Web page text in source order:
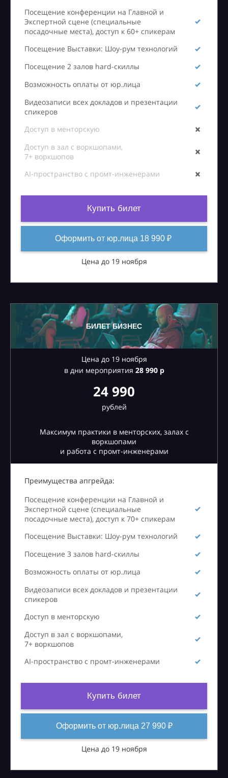
Посещение конференции на Главной и
Экспертной сцене (специальные
посадочные места), доступ к 60+ спикерам
Посещение Выставки: Шоу-рум технологий
Посещение 2 залов hard-скиллы
Возможность оплаты от юр.лица
Видеозаписи всех докладов и презентации
спикеров
Доступ в менторскую
Доступ в зал с воркшопами,
7+ воркшопов
AI-пространство с промт-инженерами
Купить билет
Оформить от юр.лица 18 990 ₽
Цена до 19 ноября
БИЛЕТ БИЗНЕС
Цена до 19 ноября
в дни мероприятия 28990 р
24 990
рублей
Максимум практики в менторских, залах с
воркшопами
и работа с промт-инженерами
Преимущества апгрейда:
Посещение конференции на Главной и
Экспертной сцене (специальные
посадочные места), доступ к 70+ спикерам
Посещение Выставки: Шоу-рум технологий
Посещение 3 залов hard-скиллы
Возможность оплаты от юр.лица
Видеозаписи всех докладов и презентации
спикеров
Доступ в менторскую
Доступ в зал с воркшопами,
7+ воркшопов
AI-пространство с промт-инженерами
Купить билет
Оформить от юр.лица 27 990 ₽
Цена до 19 ноября